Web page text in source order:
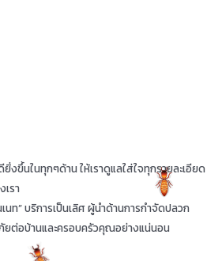
งขึ้นในทุกๆด้าน ให้เราดูแลใส่ใจทุกรายละเอียด
รา
นท” บริการเป็นเลิศ ผู้นำด้านการกำจัดปลวก
ต่อบ้านและครอบครัวคุณอย่างแน่นอน